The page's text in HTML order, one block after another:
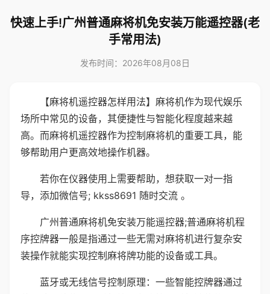
快速上手!广州普通麻将机免安装万能遥控器(老
手常用法)
发布时间：2026年08月08日
【麻将机遥控器怎样用法】麻将机作为现代娱乐
场所中常见的设备，其便捷性与智能化程度越来越
高。而麻将机遥控器作为控制麻将机的重要工具，能
够帮助用户更高效地操作机器。
若你在仪器使用上需要帮助，想获取一对一指
导，添加微信号; kkss8691 随时交流 。
广州普通麻将机免安装万能遥控器;普通麻将机程
序控牌器一般是指通过一些无需对麻将机进行复杂安
装操作就能实现控制麻将牌功能的设备或工具。
蓝牙或无线信号控制原理：一些智能控牌器通过